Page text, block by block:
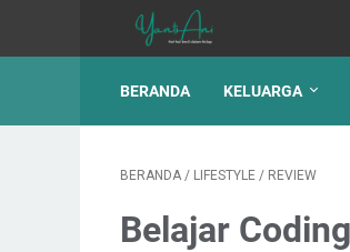
BERANDA KELUARGA
BERANDA / LIFESTYLE / REVIEW
Belajar